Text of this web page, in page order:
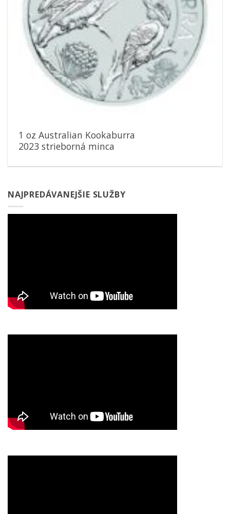
1 oz Australian Kookaburra
2023 strieborná minca
NAJPREDÁVANEJŠIE SLUŽBY